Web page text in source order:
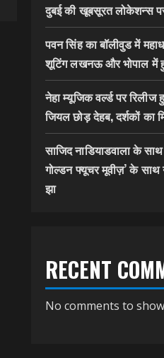
दुबई की खूबसूरत लोकेशन्स
पवन सिंह का बॉलीवुड में
शूटिंग लखनऊ और भोपाल में
नेहा म्यूजिक वर्ल्ड पर रिलीज
जियल छोड़ देहब, दर्शकों का
साजिद नाडियाडवाला के
गोल्डन फ्यूचर मूवीज़’ के
झा
RECENT
No comments to